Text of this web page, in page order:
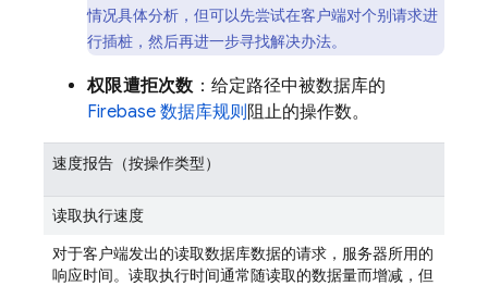
情况具体分析，但可以先尝试在客户端对个别请求进
行插桩，然后再进一步寻找解决办法。
权限遭拒次数：给定路径中被数据库的
Firebase 数据库规则 阻止的操作数。
速度报告（按操作类型）
读取执行速度
对于客户端发出的读取数据库数据的请求，服务器所用的
响应时间。读取执行时间通常随读取的数据量而增减，但